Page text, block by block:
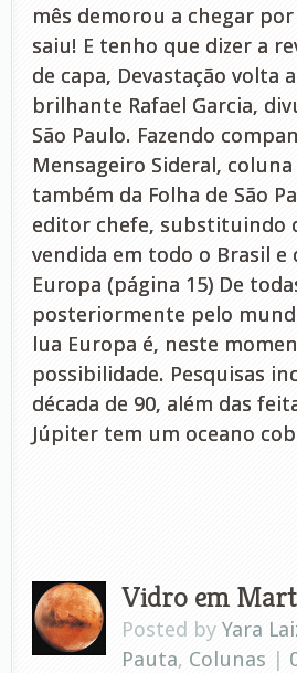
mês demorou a chegar
saiu! E tenho que dizer a
de capa, Devastação volta
brilhante Rafael Garcia,
São Paulo. Fazendo
Mensageiro Sideral,
também da Folha de São
editor chefe, substituindo
vendida em todo o Brasil e
Europa (página 15) De
posteriormente pelo
lua Europa é, neste
possibilidade. Pesquisas
década de 90, além das
Júpiter tem um oceano
Vidro em
Posted by Yara
Pauta, Colunas |